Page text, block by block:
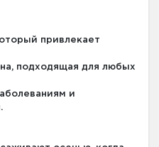
привлекает
подходящая для любых
и